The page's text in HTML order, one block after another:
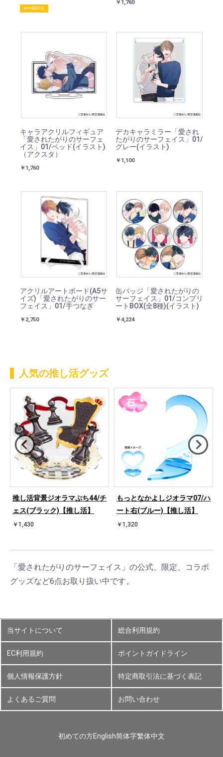
WEB開封式
￥1,760
キャラアクリルフィギュア
「愛されたがりのサーフェ
イス」01/ベッド(イラスト)
（アクスタ）
￥1,760
デカキャラミラー「愛され
たがりのサーフェイス」01/
グレー(イラスト)
￥1,100
アクリルアートボード(A5サ
イズ)「愛されたがりのサー
フェイス」01/手つなぎ
￥2,750
缶バッジ「愛されたがりの
サーフェイス」01/コンプリ
ートBOX(全8種)(イラスト)
￥4,224
人気の推し活グッズ
推し活背景ジオラマぷち44/チ
ェス(ブラック)【推し活】
￥1,430
もっとなかよしジオラマ07/ハ
ート右(ブルー)【推し活】
￥1,320
「愛されたがりのサーフェイス」の公式、限定、コラボ
グッズなど6点お取り扱い中です。
当サイトについて 総合利用規約
EC利用規約 ポイントガイドライン
個人情報保護方針 特定商取引法に基づく表記
よくあるご質問 お問い合わせ
初めての方English简体字繁体中文